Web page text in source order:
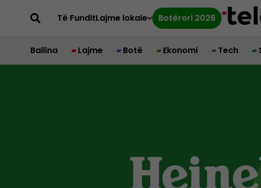
Të FunditLajme lokale Botërori 2026
Ballina Lajme Botë Ekonomi Tech